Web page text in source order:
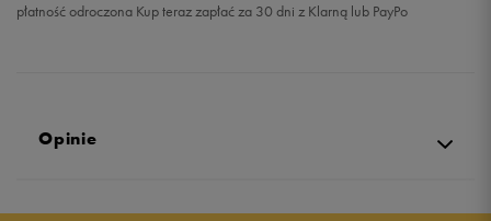
płatność odroczona Kup teraz zapłać za 30 dni z Klarną lub PayPo
Opinie